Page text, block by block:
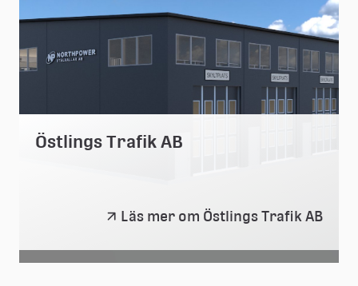
Östlings Trafik AB
Östlings
AB
Läs mer om Östlings Trafik AB